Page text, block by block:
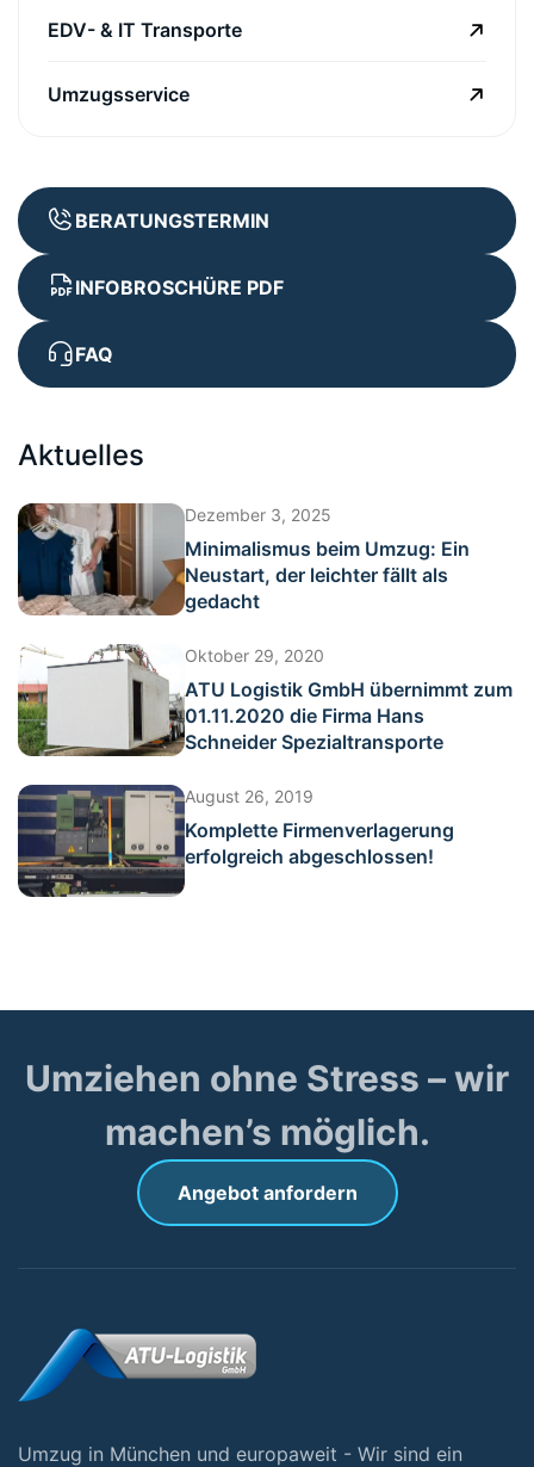
EDV- & IT Transporte
Umzugsservice
BERATUNGSTERMIN
INFOBROSCHÜRE PDF
FAQ
Aktuelles
Dezember 3, 2025
Minimalismus beim Umzug: Ein
Neustart, der leichter fällt als
gedacht
Oktober 29, 2020
ATU Logistik GmbH übernimmt zum
01.11.2020 die Firma Hans
Schneider Spezialtransporte
August 26, 2019
Komplette Firmenverlagerung
erfolgreich abgeschlossen!
Umziehen ohne Stress – wir
machen’s möglich.
Angebot anfordern
Umzug in München und europaweit - Wir sind ein